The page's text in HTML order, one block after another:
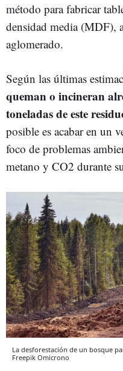
método para fabricar
densidad media (MDF),
aglomerado.
Según las últimas
queman o incineran
toneladas de este
posible es acabar en un
foco de problemas
metano y CO2 durante
La desforestación de un bosque
Freepik Omicrono